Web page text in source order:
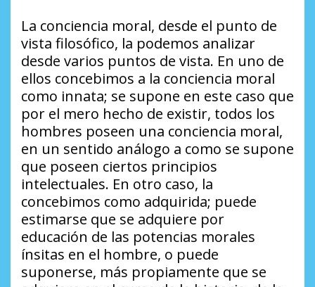
La conciencia moral, desde el punto de
vista filosófico, la podemos analizar
desde varios puntos de vista. En uno de
ellos concebimos a la conciencia moral
como innata; se supone en este caso que
por el mero hecho de existir, todos los
hombres poseen una conciencia moral,
en un sentido análogo a como se supone
que poseen ciertos principios
intelectuales. En otro caso, la
concebimos como adquirida; puede
estimarse que se adquiere por
educación de las potencias morales
ínsitas en el hombre, o puede
suponerse, más propiamente que se